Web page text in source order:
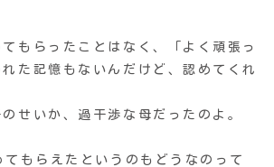
もらったことはなく、「よく頑張っ
た記憶もないんだけど、認めてくれ
せいか、過干渉な母だったのよ。
もらえたというのもどうなのって